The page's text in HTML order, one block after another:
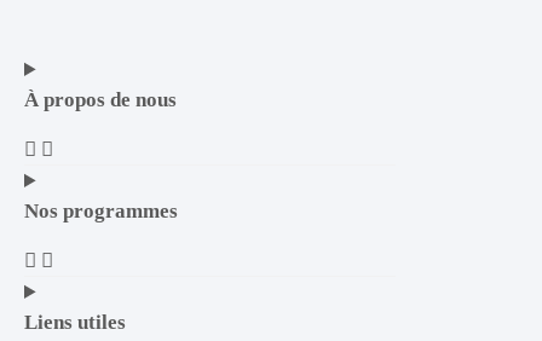
À propos de nous
Nos programmes
Liens utiles